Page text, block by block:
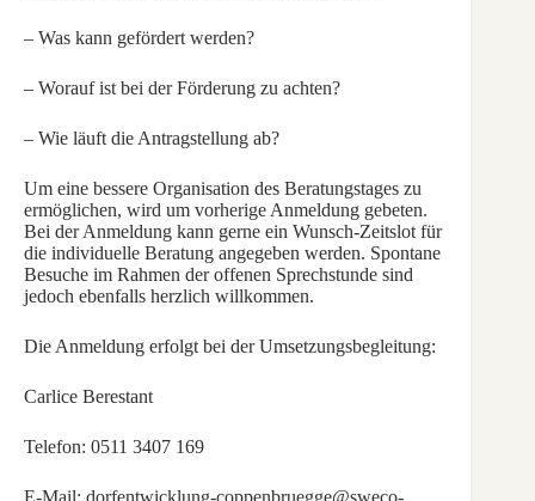
– Was kann gefördert werden?
– Worauf ist bei der Förderung zu achten?
– Wie läuft die Antragstellung ab?
Um eine bessere Organisation des Beratungstages zu
ermöglichen, wird um vorherige Anmeldung gebeten.
Bei der Anmeldung kann gerne ein Wunsch‑Zeitslot für
die individuelle Beratung angegeben werden. Spontane
Besuche im Rahmen der offenen Sprechstunde sind
jedoch ebenfalls herzlich willkommen.
Die Anmeldung erfolgt bei der Umsetzungsbegleitung:
Carlice Berestant
Telefon: 0511 3407 169